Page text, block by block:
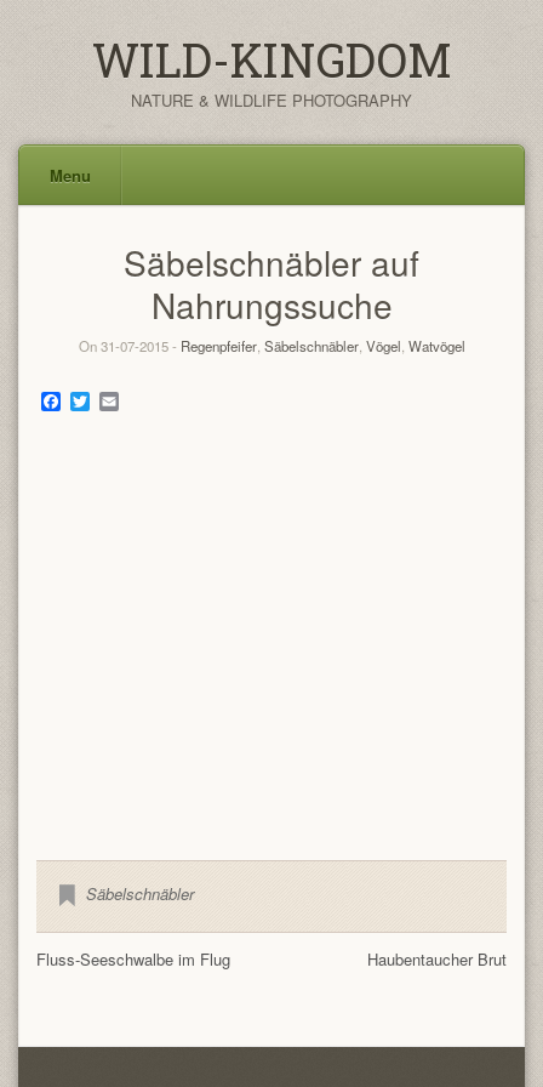
WILD-KINGDOM
NATURE & WILDLIFE PHOTOGRAPHY
Menu
Säbelschnäbler auf
Nahrungssuche
On 31-07-2015 - Regenpfeifer, Säbelschnäbler, Vögel Watvögel
Facebook
TwitterEmail
Säbelschnäbler
Haubentaucher Brut
Fluss-Seeschwalbe im Flug